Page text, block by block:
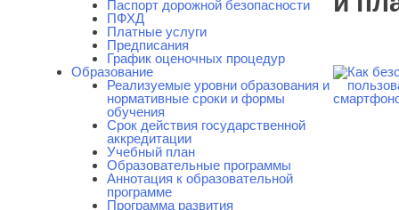
Паспорт дорожной безопасности
ПФХД
Платные услуги
Предписания
График оценочных процедур
Образование
Реализуемые уровни образования и
нормативные сроки и формы
обучения
Срок действия государственной
аккредитации
Учебный план
Образовательные программы
Аннотация к образовательной
программе
Программа развития